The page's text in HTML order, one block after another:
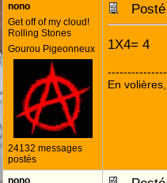
nono
Get off of my cloud!
Rolling Stones
Gourou Pigeonneux
24132 messages
postés
Posté
1X4= 4
En
nono